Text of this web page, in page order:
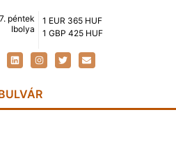
péntek
Ibolya
1 EUR 365 HUF
1 GBP 425 HUF